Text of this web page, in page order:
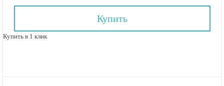
Купить
Купить в 1 клик